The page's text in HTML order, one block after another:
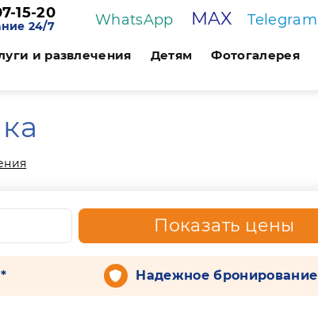
15-20
24/7 WhatsApp MAX Telegram
и развлечения Детям Фотогалерея
Показать цены
Надежное бронирование